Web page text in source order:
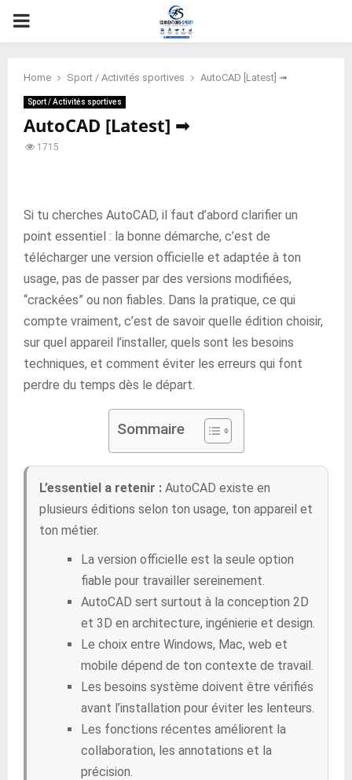
PRIMARY
Home Sport / Activités sportives AutoCAD [Latest] ➟
Sport / Activités sportives
AutoCAD [Latest] ➟
1715
Si tu cherches AutoCAD, il faut d’abord clarifier un
point essentiel : la bonne démarche, c’est de
télécharger une version officielle et adaptée à ton
usage, pas de passer par des versions modifiées,
“crackées” ou non fiables. Dans la pratique, ce qui
compte vraiment, c’est de savoir quelle édition choisir,
sur quel appareil l’installer, quels sont les besoins
techniques, et comment éviter les erreurs qui font
perdre du temps dès le départ.
Sommaire
L’essentiel a retenir : AutoCAD existe en
plusieurs éditions selon ton usage, ton appareil et
ton métier.
La version officielle est la seule option
fiable pour travailler sereinement.
AutoCAD sert surtout à la conception 2D
et 3D en architecture, ingénierie et design.
Le choix entre Windows, Mac, web et
mobile dépend de ton contexte de travail.
Les besoins système doivent être vérifiés
avant l’installation pour éviter les lenteurs.
Les fonctions récentes améliorent la
collaboration, les annotations et la
précision.